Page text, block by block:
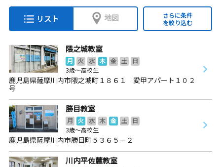
リスト 地図
さらに条件
を絞り込む
隈之城教室
月 火 水 木 金 土
日
3歳～高校生
鹿児島県薩摩川内市隈之城町１８６１ 愛甲アパート１０２
号
勝目教室
月 火 水 木 金 土
日
3歳～高校生
鹿児島県薩摩川内市勝目町５３６５－２
川内平佐麓教室